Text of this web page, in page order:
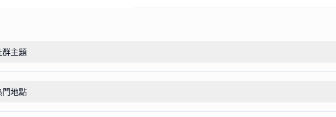
群主題
門地點